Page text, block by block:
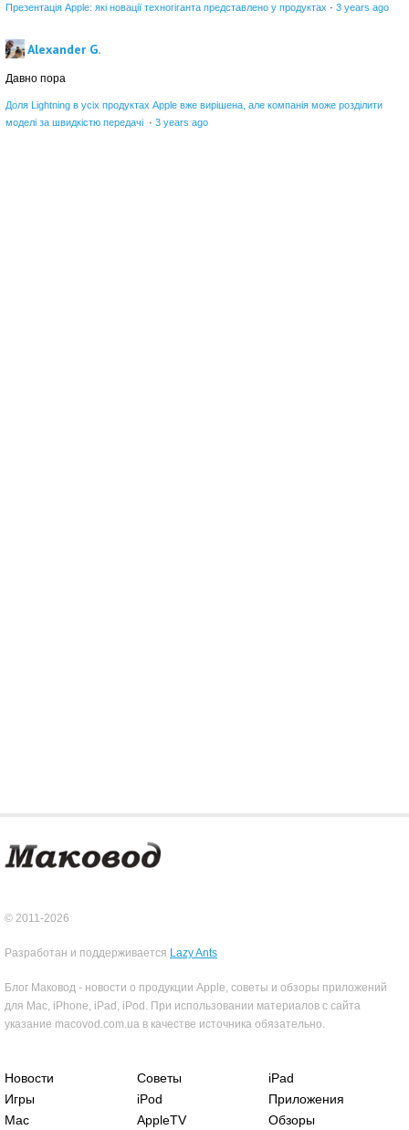
Презентація Apple: які новації техногіганта представлено у продуктах · 3 years ago
Alexander G.
Давно пора
Доля Lightning в усіх продуктах Apple вже вирішена, але компанія може розділити
моделі за швидкістю передачі · 3 years ago
© 2011-2026
Разработан и поддерживается Lazy Ants
Блог Маковод - новости о продукции Apple, советы и обзоры приложений
для Mac, iPhone, iPad, iPod. При использовании материалов с сайта
указание macovod.com.ua в качестве источника обязательно.
Новости Советы
iPad
Игры
iPod
Приложения
Mac
AppleTV Обзоры